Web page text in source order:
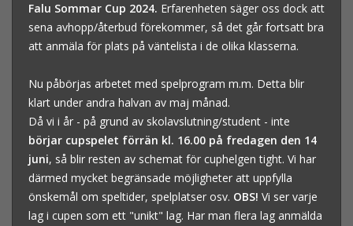
Falu Sommar Cup 2024. Erfarenheten säger oss dock att
sena avhopp/återbud förekommer, så det går fortsatt bra
att anmäla för plats på väntelista i de olika klasserna.
Nu påbörjas arbetet med spelprogram m.m. Detta blir
klart under andra halvan av maj månad.
Då vi i år - på grund av skolavslutning/student - inte
börjar cupspelet förrän kl. 16.00 på fredagen den 14
juni, så blir resten av schemat för cuphelgen tight. Vi har
därmed mycket begränsade möjligheter att uppfylla
önskemål om speltider, spelplatser osv. OBS! Vi ser varje
lag i cupen som ett "unikt" lag. Har man flera lag anmälda